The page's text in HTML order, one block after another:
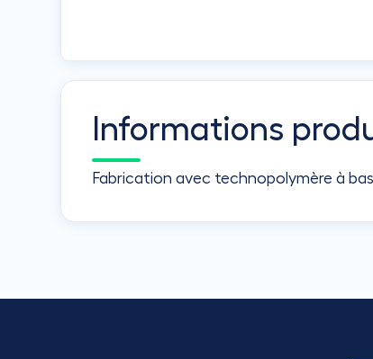
Informations
Fabrication avec technopolymère à